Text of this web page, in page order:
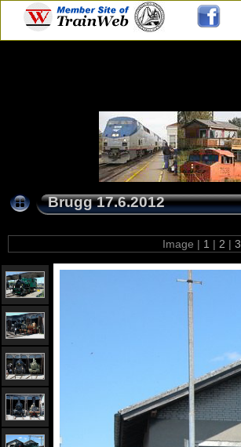
Brugg 17.6.2012
Image | 1 | 2 | 3